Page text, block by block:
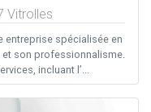
Vitrolles
entreprise spécialisée en
son professionnalisme.
incluant l’...